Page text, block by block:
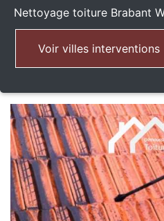
Nettoyage toiture Brabant
Voir villes interventions